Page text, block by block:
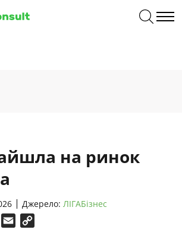
на ринок
Джерело: ЛІГАБізнес
WhatsApp
Email